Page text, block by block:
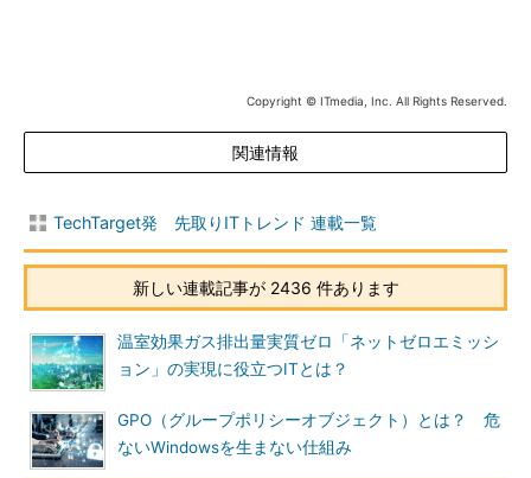
Copyright © ITmedia, Inc. All Rights Reserved.
関連情報
TechTarget発 先取りITトレンド 連載一覧
新しい連載記事が 2436 件あります
温室効果ガス排出量実質ゼロ「ネットゼロエミッシ
ョン」の実現に役立つITとは？
GPO（グループポリシーオブジェクト）とは？ 危
ないWindowsを生まない仕組み